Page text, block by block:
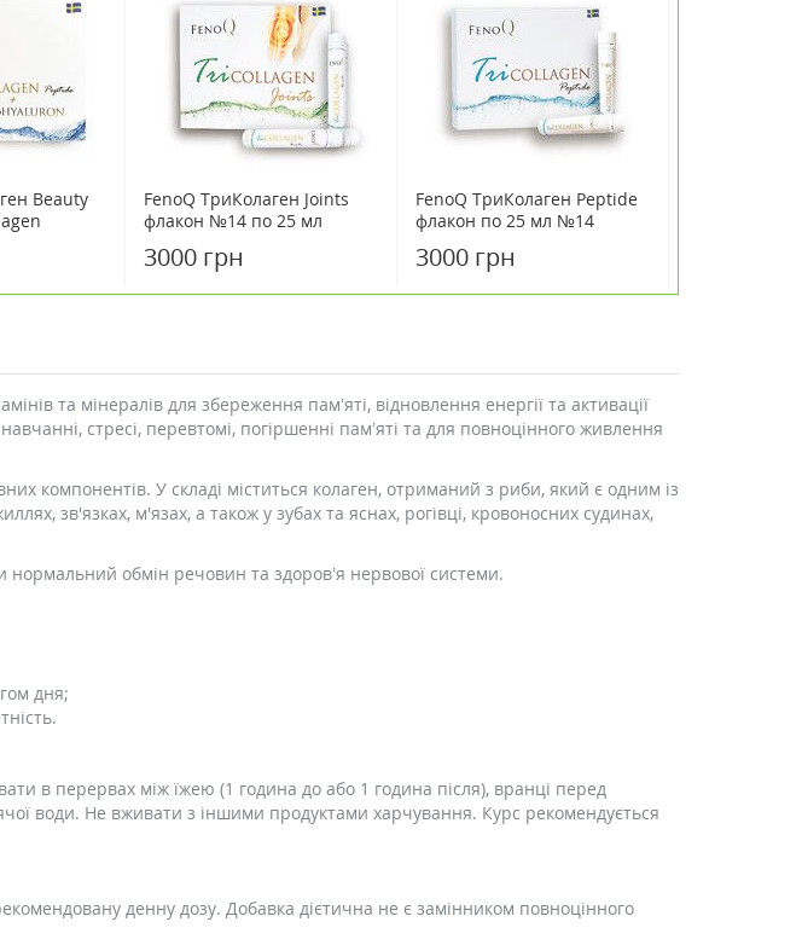
Beauty
№28
FenoQ ТриКолаген Joints
флакон №14 по 25 мл
3000 грн
FenoQ ТриКолаген Peptide
флакон по 25 мл №14
3000 грн
та мінералів для збереження пам’яті, відновлення енергії та активації
стресі, перевтомі, погіршенні пам’яті та для повноцінного живлення
компонентів. У складі міститься колаген, отриманий з риби, який є одним із
зв'язках, м'язах, а також у зубах та яснах, рогівці, кровоносних судинах,
нормальний обмін речовин та здоров’я нервової системи.
дня;
в перервах між їжею (1 година до або 1 година після), вранці перед
води. Не вживати з іншими продуктами харчування. Курс рекомендується
денну дозу. Добавка дієтична не є замінником повноцінного